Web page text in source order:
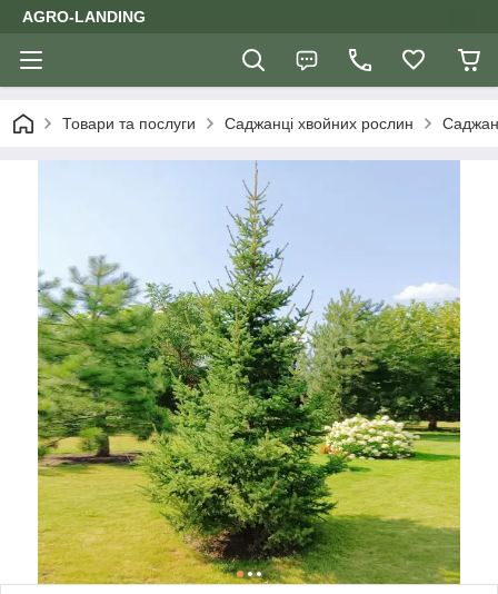
AGRO-LANDING
Товари та послуги Саджанці хвойних рослин